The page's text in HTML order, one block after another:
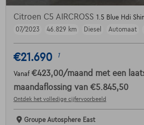
Citroen C5 AIRCROSS 1.5 Blue Hdi
07/2023
46.829 km Diesel Automaat
€21.690 1
Vanaf €423,00/maand met een
maandaflossing van €5.845,50
Ontdek het volledige cijfervoorbeeld
Groupe Autosphere East